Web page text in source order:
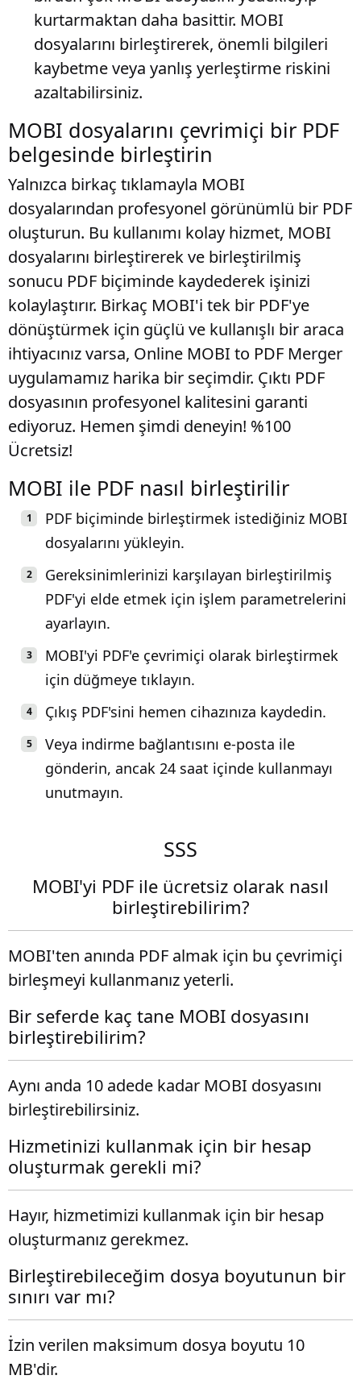
kurtarmaktan daha basittir. MOBI
dosyalarını birleştirerek, önemli bilgileri
kaybetme veya yanlış yerleştirme riskini
azaltabilirsiniz.
MOBI dosyalarını çevrimiçi bir PDF
belgesinde birleştirin
Yalnızca birkaç tıklamayla MOBI
dosyalarından profesyonel görünümlü bir PDF
oluşturun. Bu kullanımı kolay hizmet, MOBI
dosyalarını birleştirerek ve birleştirilmiş
sonucu PDF biçiminde kaydederek işinizi
kolaylaştırır. Birkaç MOBI'i tek bir PDF'ye
dönüştürmek için güçlü ve kullanışlı bir araca
ihtiyacınız varsa, Online MOBI to PDF Merger
uygulamamız harika bir seçimdir. Çıktı PDF
dosyasının profesyonel kalitesini garanti
ediyoruz. Hemen şimdi deneyin! %100
Ücretsiz!
MOBI ile PDF nasıl birleştirilir
PDF biçiminde birleştirmek istediğiniz MOBI
dosyalarını yükleyin.
Gereksinimlerinizi karşılayan birleştirilmiş
PDF'yi elde etmek için işlem parametrelerini
ayarlayın.
MOBI'yi PDF'e çevrimiçi olarak birleştirmek
için düğmeye tıklayın.
Çıkış PDF'sini hemen cihazınıza kaydedin.
Veya indirme bağlantısını e-posta ile
gönderin, ancak 24 saat içinde kullanmayı
unutmayın.
SSS
MOBI'yi PDF ile ücretsiz olarak nasıl
birleştirebilirim?
MOBI'ten anında PDF almak için bu çevrimiçi
birleşmeyi kullanmanız yeterli.
Bir seferde kaç tane MOBI dosyasını
birleştirebilirim?
Aynı anda 10 adede kadar MOBI dosyasını
birleştirebilirsiniz.
Hizmetinizi kullanmak için bir hesap
oluşturmak gerekli mi?
Hayır, hizmetimizi kullanmak için bir hesap
oluşturmanız gerekmez.
Birleştirebileceğim dosya boyutunun bir
sınırı var mı?
İzin verilen maksimum dosya boyutu 10
MB'dir.